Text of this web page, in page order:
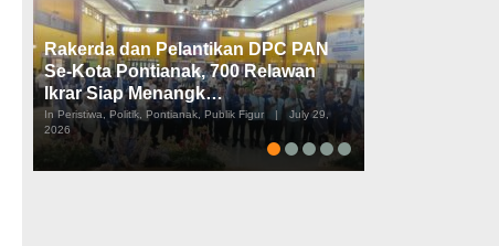
Rakerda dan Pelantikan DPC PAN
Se-Kota Pontianak, 700 Relawan
Ikrar Siap Menangk…
In Peristiwa, Politik, Pontianak, Publik Figur |
July 29,
2026